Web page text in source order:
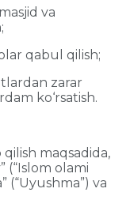
va
qabul qilish;
zarar
ko‘rsatish.
maqsadida,
(“Islom olami
(“Uyushma”) va